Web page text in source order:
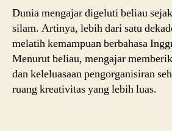
Dunia mengajar digeluti beliau
silam. Artinya, lebih dari satu
melatih kemampuan berbahasa
Menurut beliau, mengajar
dan keleluasaan pengorganisiran
ruang kreativitas yang lebih luas.